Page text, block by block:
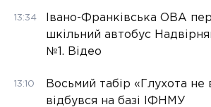
13:34
Івано-Франківська ОВА
шкільний автобус
№1. Відео
13:10
Восьмий табір «Глухота не
відбувся на базі ІФНМУ